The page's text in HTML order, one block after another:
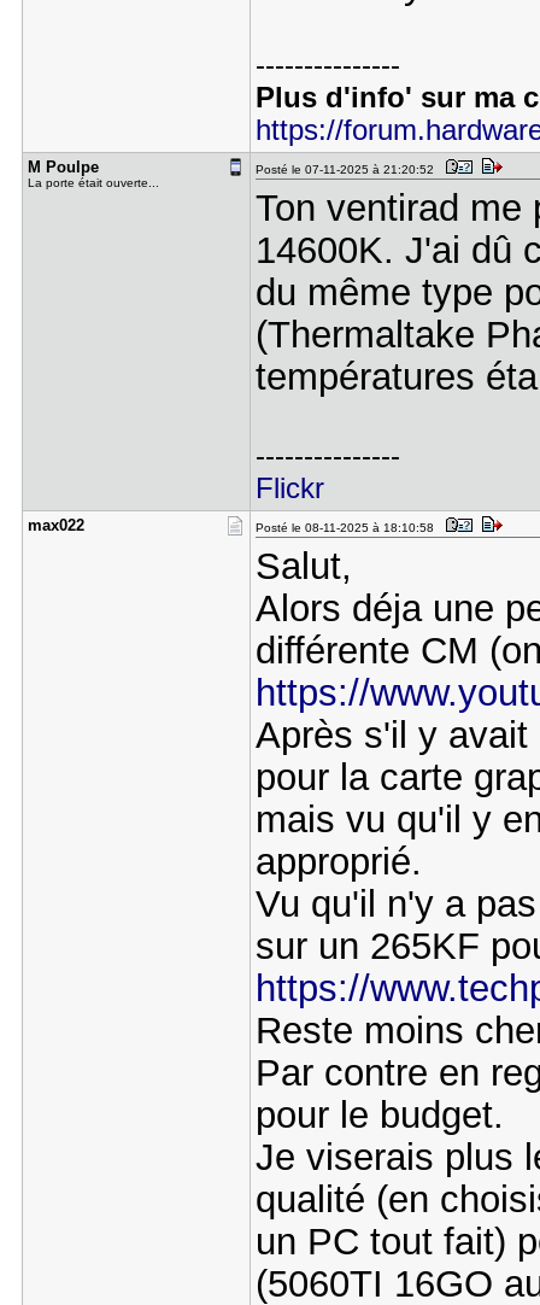
---------------
Plus d'info' sur ma
https://
M Poulpe
La porte était ouverte...
Posté le 07-11-2025 à 21:20:52
Ton ventirad me
14600K. J'ai dû
du même type
(Thermaltake
températures
---------------
Flickr
max022 Posté le 08-11-2025 à 18:10:58
Salut,
Alors déja une
différente CM
https://
Après s'il y avait
pour la carte
mais vu qu'il y
approprié.
Vu qu'il n'y a
sur un 265KF
https://
Reste moins
Par contre en
pour le budget.
Je viserais plus
qualité (en
un PC tout fait)
(5060TI 16GO